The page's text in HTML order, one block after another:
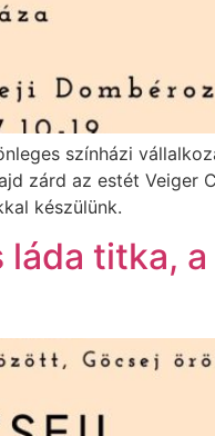
színházi
zárd az estét Veiger
készülünk.
titka,